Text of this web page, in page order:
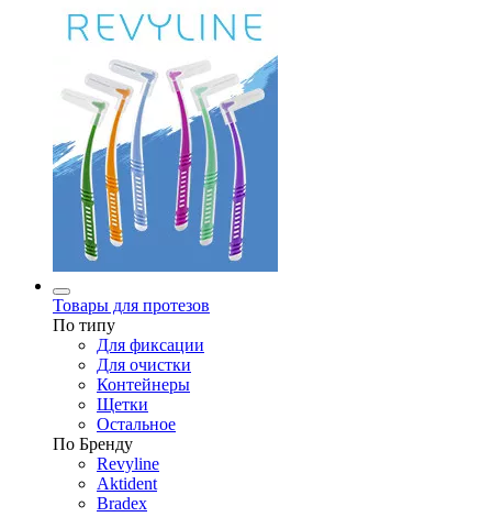
Товары для протезов
По типу
Для фиксации
Для очистки
Контейнеры
Щетки
Остальное
По Бренду
Revyline
Aktident
Bradex